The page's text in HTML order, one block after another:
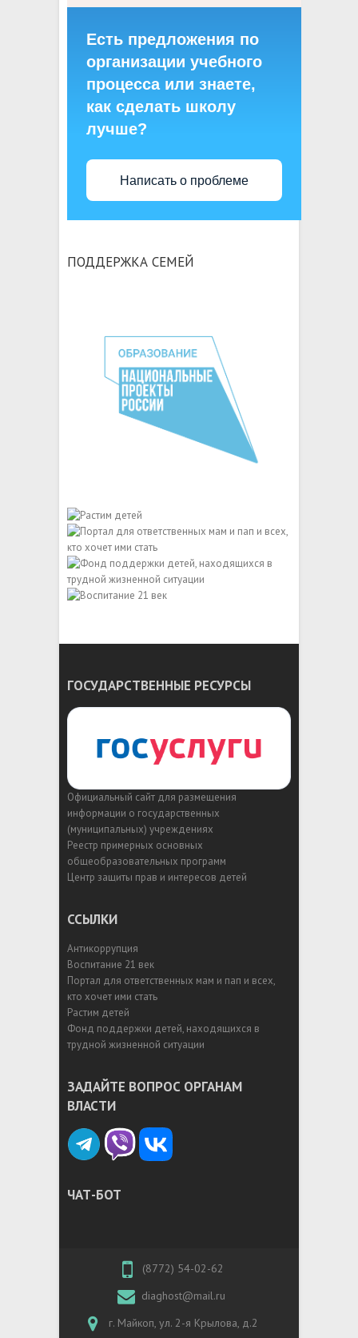
Есть предложения по
организации учебного
процесса или знаете,
как сделать школу
лучше?
Написать о проблеме
ПОДДЕРЖКА СЕМЕЙ
ГОСУДАРСТВЕННЫЕ РЕСУРСЫ
Официальный сайт для размещения
информации о государственных
(муниципальных) учреждениях
Реестр примерных основных
общеобразовательных программ
Центр защиты прав и интересов детей
ССЫЛКИ
Антикоррупция
Воспитание 21 век
Портал для ответственных мам и пап и всех,
кто хочет ими стать
Растим детей
Фонд поддержки детей, находящихся в
трудной жизненной ситуации
ЗАДАЙТЕ ВОПРОС ОРГАНАМ
ВЛАСТИ
ЧАТ-БОТ
(8772) 54-02-62
diaghost@mail.ru
г. Майкоп, ул. 2-я Крылова, д.2